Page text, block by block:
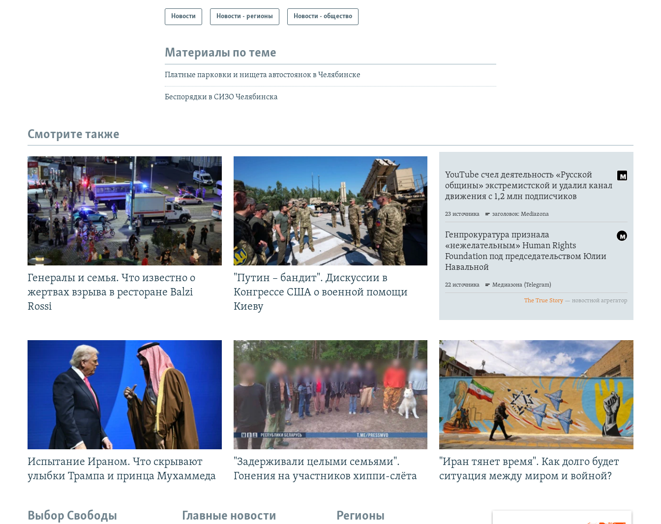
Новости Новости - регионы Новости - общество
Материалы по теме
Платные парковки и нищета автостоянок в Челябинске
Беспорядки в СИЗО Челябинска
Смотрите также
Генералы и семья. Что известно о
жертвах взрыва в ресторане Balzi
Rossi
"Путин – бандит". Дискуссии в
Конгрессе США о военной помощи
Киеву
Испытание Ираном. Что скрывают
улыбки Трампа и принца Мухаммеда
"Задерживали целыми семьями".
Гонения на участников хиппи-слёта
"Иран тянет время". Как долго будет
ситуация между миром и войной?
Выбор Свободы Главные новости Регионы